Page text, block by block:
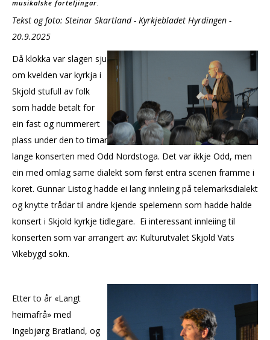
musikalske forteljingar.
Tekst og foto: Steinar Skartland - Kyrkjebladet Hyrdingen -
20.9.2025
Då klokka var slagen sju
om kvelden var kyrkja i
Skjold stufull av folk
som hadde betalt for
ein fast og nummerert
plass under den to timar
lange konserten med Odd Nordstoga. Det var ikkje Odd, men
ein med omlag same dialekt som først entra scenen framme i
koret. Gunnar Listog hadde ei lang innleiing på telemarksdialekt
og knytte trådar til andre kjende spelemenn som hadde halde
konsert i Skjold kyrkje tidlegare. Ei interessant innleiing til
konserten som var arrangert av: Kulturutvalet Skjold Vats
Vikebygd sokn.
Etter to år «Langt
heimafrå» med
Ingebjørg Bratland, og